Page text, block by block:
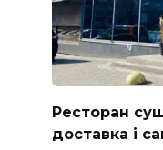
Ресторан
доставка і